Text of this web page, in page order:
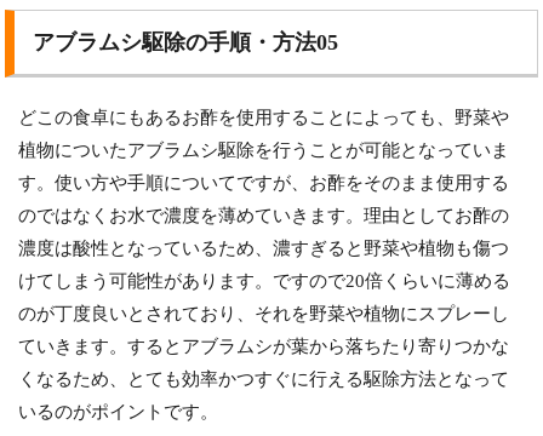
アブラムシ駆除の手順・方法05
どこの食卓にもあるお酢を使用することによっても、野菜や
植物についたアブラムシ駆除を行うことが可能となっていま
す。使い方や手順についてですが、お酢をそのまま使用する
のではなくお水で濃度を薄めていきます。理由としてお酢の
濃度は酸性となっているため、濃すぎると野菜や植物も傷つ
けてしまう可能性があります。ですので20倍くらいに薄める
のが丁度良いとされており、それを野菜や植物にスプレーし
ていきます。するとアブラムシが葉から落ちたり寄りつかな
くなるため、とても効率かつすぐに行える駆除方法となって
いるのがポイントです。